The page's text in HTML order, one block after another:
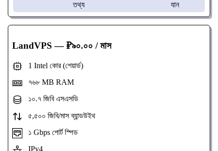
তথ্য যান
LandVPS — ₽৯০.০০ / মাস
1 Intel কোর (শেয়ার্ড)
৭৬৮ MB RAM
১০.৭ জিবি এসএসডি
৫,৫০০ জিবি/মাস ব্যান্ডউইথ
১ Gbps পোর্ট স্পিড
IPv4